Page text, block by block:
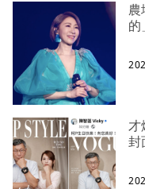
農
才
封